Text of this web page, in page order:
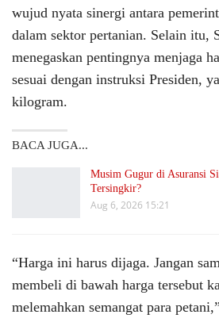
wujud nyata sinergi antara
dalam sektor pertanian. Selain itu,
menegaskan pentingnya menjaga
sesuai dengan instruksi Presiden,
kilogram.
BACA JUGA...
Musim Gugur di Asuransi
Tersingkir?
Aug 6, 2026 15:21
“Harga ini harus dijaga. Jangan
membeli di bawah harga tersebut
melemahkan semangat para